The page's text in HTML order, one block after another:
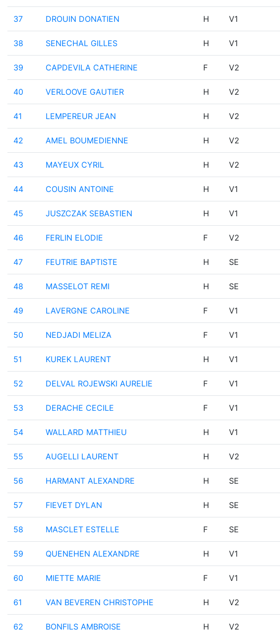
37 DROUIN DONATIEN H V1
38 SENECHAL GILLES H V1
39 CAPDEVILA CATHERINE F V2
40 VERLOOVE GAUTIER H V2
41 LEMPEREUR JEAN H V2
42 AMEL BOUMEDIENNE H V2
43 MAYEUX CYRIL H V2
44 COUSIN ANTOINE H V1
45 JUSZCZAK SEBASTIEN H V1
46 FERLIN ELODIE F V2
47 FEUTRIE BAPTISTE H SE
48 MASSELOT REMI H SE
49 LAVERGNE CAROLINE F V1
50 NEDJADI MELIZA F V1
51 KUREK LAURENT H V1
52 DELVAL ROJEWSKI AURELIE F V1
53 DERACHE CECILE F V1
54 WALLARD MATTHIEU H V1
55 AUGELLI LAURENT H V2
56 HARMANT ALEXANDRE H SE
57 FIEVET DYLAN H SE
58 MASCLET ESTELLE F SE
59 QUENEHEN ALEXANDRE H V1
60 MIETTE MARIE F V1
61 VAN BEVEREN CHRISTOPHE H V2
62 BONFILS AMBROISE H V2